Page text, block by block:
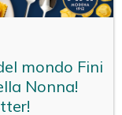
mondo Fini
Nonna!